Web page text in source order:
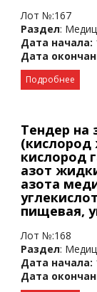
Лот №:167
Раздел:
Дата начала:
Дата
Подробнее
Тендер на
кислород
азот
азота
пищевая,
Лот №:168
Раздел:
Дата начала:
Дата